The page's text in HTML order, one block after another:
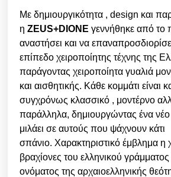
Με δημιουργικότητα , design και
ηZEUS+DIONE γεννήθηκε από το
αναστήσει και να
επίπεδο χειροποίητης τέχνης της
παράγοντας χειροποίητα γυαλιά
και αισθητικής. Κάθε κομμάτι είναι
συγχρόνως κλασσικό , μοντέρνο
παράλληλα, δημιουργώντας ένα
μιλάει σε αυτούς που ψάχνουν κάτι
σπάνιο. Χαρακτηριστικό έμβλημα η
βραχίονες του ελληνικού γράμματος
ονόματος της αρχαιοελληνικής